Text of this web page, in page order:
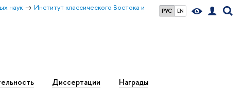
РУС EN
наук
Институт классического Востока и
Диссертации Награды